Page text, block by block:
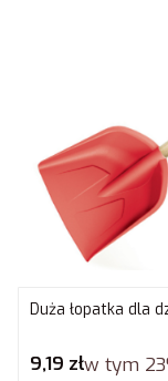
Duża łopatka dla
Cena brutto
9,19 złw tym